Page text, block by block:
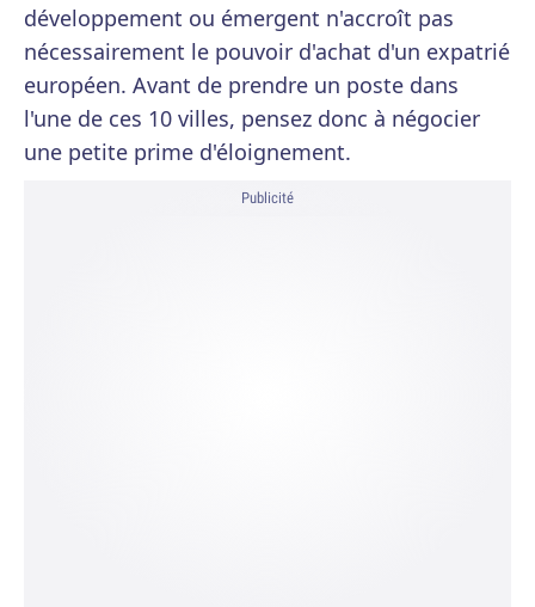
développement ou émergent n'accroît pas
nécessairement le pouvoir d'achat d'un expatrié
européen. Avant de prendre un poste dans
l'une de ces 10 villes, pensez donc à négocier
une petite prime d'éloignement.
Publicité